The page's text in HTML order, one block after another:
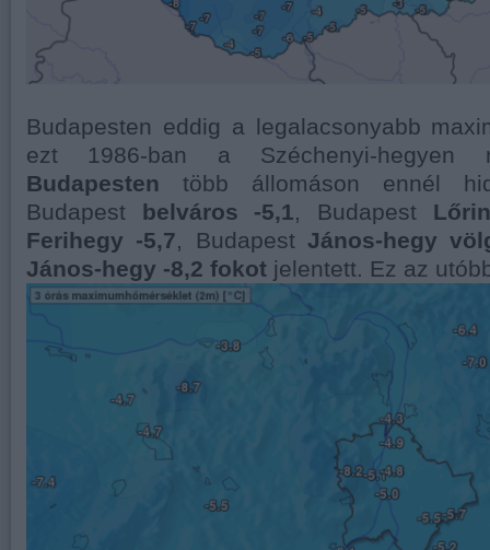
Budapesten eddig a legalacsonyabb
ezt 1986-ban a Széchenyi-hegyen
Budapesten több állomáson ennél
Budapest belváros -5,1, Budapest
Ferihegy -5,7, Budapest János-hegy
János-hegy -8,2 fokot jelentett. Ez az